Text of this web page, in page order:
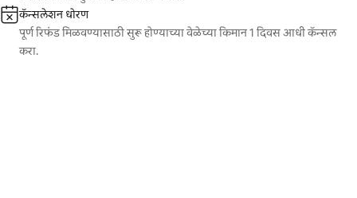
कॅन्सलेशन धोरण
पूर्ण रिफंड मिळवण्यासाठी सुरू होण्याच्या वेळेच्या किमान 1 दिवस आधी कॅन्सल
करा.